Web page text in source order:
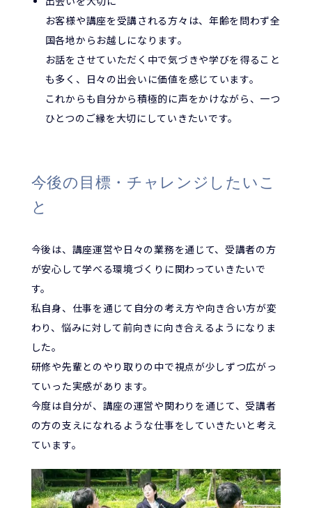
お客様や講座を受講される方々は、年齢を問わず全
国各地からお越しになります。
お話をさせていただく中で気づきや学びを得ること
も多く、日々の出会いに価値を感じています。
これからも自分から積極的に声をかけながら、一つ
ひとつのご縁を大切にしていきたいです。
今後の目標・チャレンジしたいこ
と
今後は、講座運営や日々の業務を通じて、受講者の方
が安心して学べる環境づくりに関わっていきたいで
す。
私自身、仕事を通じて自分の考え方や向き合い方が変
わり、悩みに対して前向きに向き合えるようになりま
した。
研修や先輩とのやり取りの中で視点が少しずつ広がっ
ていった実感があります。
今度は自分が、講座の運営や関わりを通じて、受講者
の方の支えになれるような仕事をしていきたいと考え
ています。